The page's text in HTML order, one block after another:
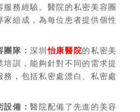
服務經驗。醫院的私密美容團
家組成，為每位患者提供個性
團隊：深圳怡康醫院的私密美
培訓，能夠針對不同的需求提
務，包括私密處漂白、私密處
設備 ：醫院配備了先進的美容